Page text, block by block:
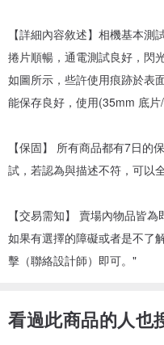
【詳細內容敘述】相機基本
捲片順暢，通電測試良好，閃
如圖所示，些許使用痕跡於表
能保存良好，使用(35mm 底片/
【保固】 所有商品都有7日的
試，若認為與描述不符，可以
【交易需知】 賣場內物品皆
如果有選擇的障礙或者是不了
擊（聯絡設計師）即可。"
看過此商品的人也